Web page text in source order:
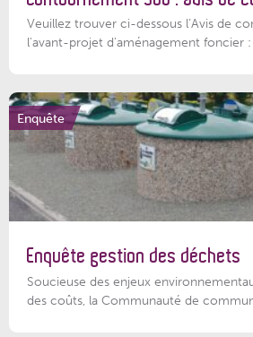
Veuillez trouver ci-dessous l’Avis de
l'avant-projet d'aménagement foncier
Enquête
Enquête gestion des déchets
Soucieuse des enjeux
des coûts, la Communauté de